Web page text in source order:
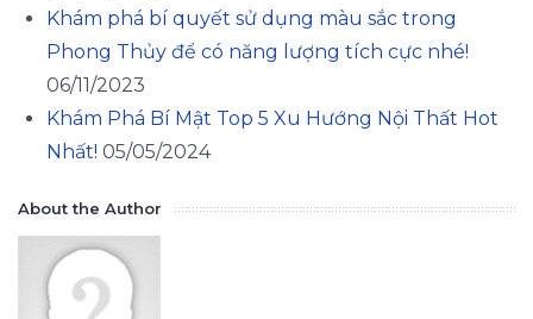
Khám phá bí quyết sử dụng màu sắc trong
Phong Thủy để có năng lượng tích cực nhé!
06/11/2023
Khám Phá Bí Mật Top 5 Xu Hướng Nội Thất Hot
Nhất! 05/05/2024
About the Author